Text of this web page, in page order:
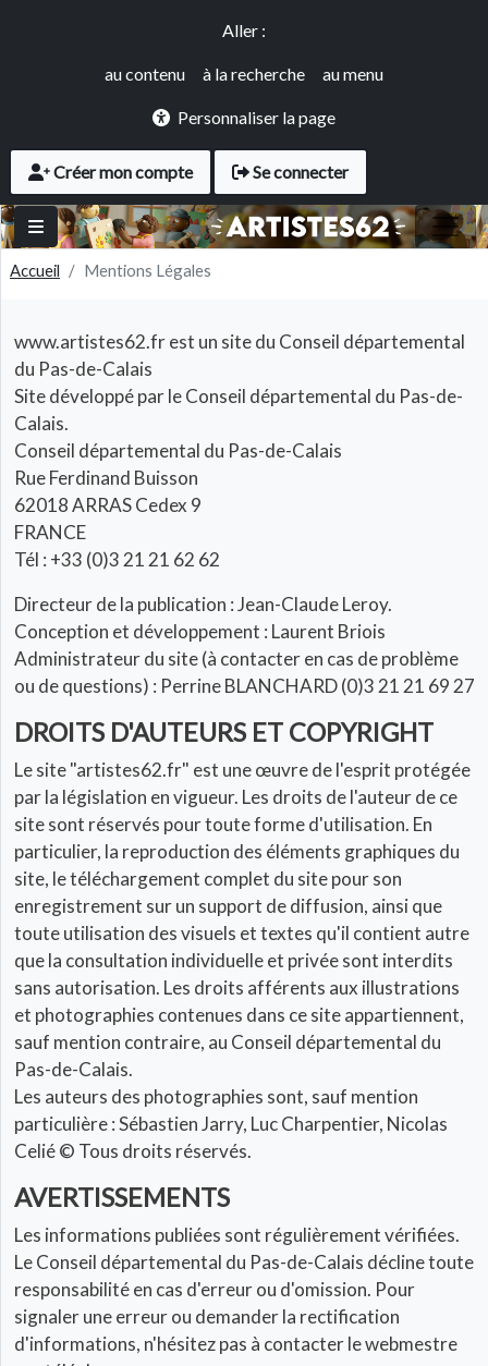
Aller :
au contenu à la recherche au menu
Personnaliser la page
User account menu
Créer mon compte Se connecter
Accueil Mentions Légales
Corps
www.artistes62.fr est un site du Conseil départemental
du Pas-de-Calais
Site développé par le Conseil départemental du Pas-de-
Calais.
Conseil départemental du Pas-de-Calais
Rue Ferdinand Buisson
62018 ARRAS Cedex 9
FRANCE
Tél : +33 (0)3 21 21 62 62
Directeur de la publication : Jean-Claude Leroy.
Conception et développement : Laurent Briois
Administrateur du site (à contacter en cas de problème
ou de questions) : Perrine BLANCHARD (0)3 21 21 69 27
DROITS D'AUTEURS ET COPYRIGHT
Le site "artistes62.fr" est une œuvre de l'esprit protégée
par la législation en vigueur. Les droits de l'auteur de ce
site sont réservés pour toute forme d'utilisation. En
particulier, la reproduction des éléments graphiques du
site, le téléchargement complet du site pour son
enregistrement sur un support de diffusion, ainsi que
toute utilisation des visuels et textes qu'il contient autre
que la consultation individuelle et privée sont interdits
sans autorisation. Les droits afférents aux illustrations
et photographies contenues dans ce site appartiennent,
sauf mention contraire, au Conseil départemental du
Pas-de-Calais.
Les auteurs des photographies sont, sauf mention
particulière : Sébastien Jarry, Luc Charpentier, Nicolas
Celié © Tous droits réservés.
AVERTISSEMENTS
Les informations publiées sont régulièrement vérifiées.
Le Conseil départemental du Pas-de-Calais décline toute
responsabilité en cas d'erreur ou d'omission. Pour
signaler une erreur ou demander la rectification
d'informations, n'hésitez pas à contacter le webmestre